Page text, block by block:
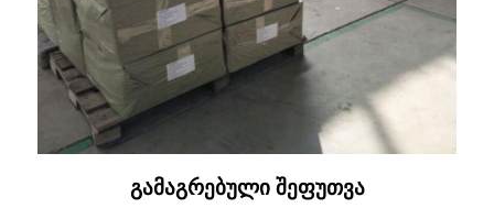
გამაგრებული შეფუთვა